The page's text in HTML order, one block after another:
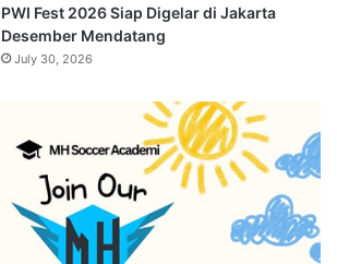
PWI Fest 2026 Siap Digelar di Jakarta
Desember Mendatang
July 30, 2026